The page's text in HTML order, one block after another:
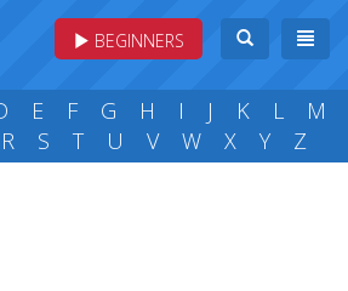
BEGINNERS
E F G H I J K L
M
R S T U V W X Y Z